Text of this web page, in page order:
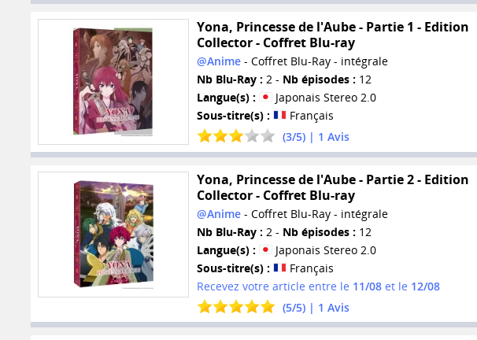
Yona, Princesse de l'Aube - Partie 1 - Edition
Collector - Coffret Blu-ray
@Anime- Coffret Blu-Ray - intégrale
Nb Blu-Ray : 2 - Nb épisodes : 12
Langue(s) :
Japonais Stereo 2.0
Sous-titre(s) :
Français
(3/5) | 1 Avis
Yona, Princesse de l'Aube - Partie 2 - Edition
Collector - Coffret Blu-ray
@Anime- Coffret Blu-Ray - intégrale
Nb Blu-Ray : 2 - Nb épisodes : 12
Langue(s) :
Japonais Stereo 2.0
Sous-titre(s) :
Français
Recevez votre article entre le 11/08et le 12/08
(5/5) | 1 Avis